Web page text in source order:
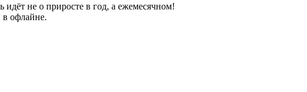
не о приросте в год, а ежемесячном!
офлайне.